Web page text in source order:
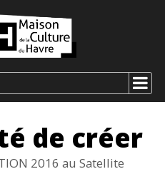
de créer
2016 au Satellite